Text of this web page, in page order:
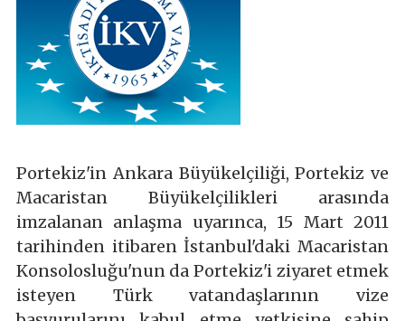
Portekiz'in Ankara Büyükelçiliği, Portekiz ve
Macaristan Büyükelçilikleri arasında
imzalanan anlaşma uyarınca, 15 Mart 2011
tarihinden itibaren İstanbul'daki Macaristan
Konsolosluğu'nun da Portekiz'i ziyaret etmek
isteyen Türk vatandaşlarının vize